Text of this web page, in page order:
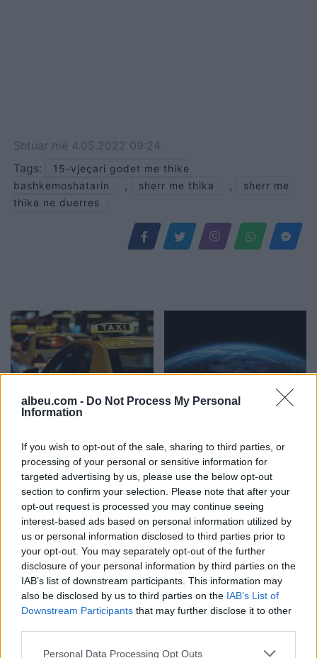
albeu.com - Do Not Process My Personal
Information
If you wish to opt-out of the sale, sharing to third parties, or
processing of your personal or sensitive information for
targeted advertising by us, please use the below opt-out
section to confirm your selection. Please note that after your
opt-out request is processed you may continue seeing
interest-based ads based on personal information utilized by
us or personal information disclosed to third parties prior to
your opt-out. You may separately opt-out of the further
disclosure of your personal information by third parties on the
IAB’s list of downstream participants. This information may
also be disclosed by us to third parties on the IAB’s List of
Downstream Participants that may further disclose it to other
Personal Data Processing Opt Outs
Shtuar më 4.05.2022 09:24
Tags:
15-vjeçari godet me thike
bashkemoshatarin
, sherr me thika ,
sherr me
thika ne duerres
Grabitet taksisti në Lezhë,
sende personale
Njerëzimi ka shpenzuar
dhe po jeton në “borxh”
ekologjik
Propozimi i PS për
shkrirjen e Bashkisë Klos/
Flet kryebashkiakja
socialiste Valbona Kola:
Jam shërbëtore e popullit,
karrigia është e
PD kërkon të anulohet
tenderi 15 milionë euro
për avionët zjarrfikës,
Vangjeli: Fituesja e lidhur
me skandale në Spanjë, të
nisë hetimi i SPAK